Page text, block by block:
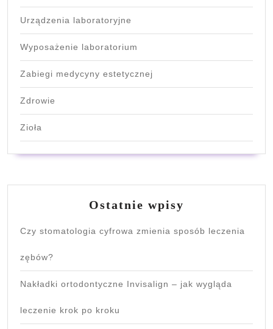
Urządzenia laboratoryjne
Wyposażenie laboratorium
Zabiegi medycyny estetycznej
Zdrowie
Zioła
Ostatnie wpisy
Czy stomatologia cyfrowa zmienia sposób leczenia
zębów?
Nakładki ortodontyczne Invisalign – jak wygląda
leczenie krok po kroku